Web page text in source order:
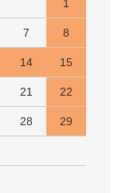
1
7 8
14 15
21 22
28 29